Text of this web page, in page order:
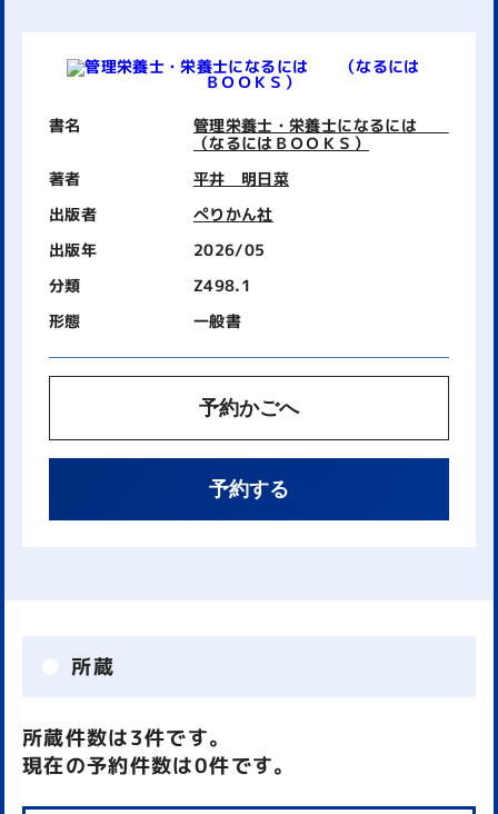
書名
管理栄養士・栄養士になるには
（なるにはＢＯＯＫＳ）
著者
平井 明日菜
出版者
ぺりかん社
出版年
2026/05
分類
Z498.1
形態
一般書
予約かごへ
予約する
所蔵
所蔵件数は3件です。
現在の予約件数は0件です。